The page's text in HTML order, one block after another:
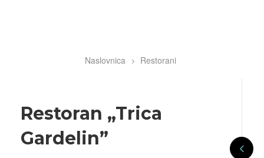
BreadcrumbNaslovnica Restorani
Restoran „Trica
Gardelin”